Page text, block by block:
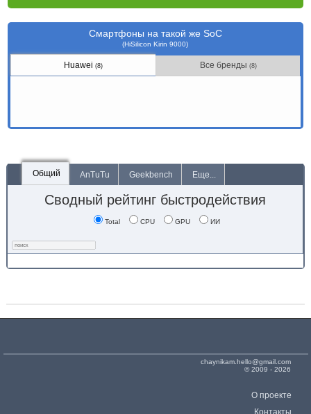
Смартфоны на такой же SoC
(HiSilicon Kirin 9000)
Huawei(8) Все бренды (8)
Общий AnTuTu Geekbench Еще...
Сводный рейтинг быстродействия
Total CPU GPU ИИ
chaynikam.hello@gmail.com
© 2009 - 2026
О проекте
Контакты